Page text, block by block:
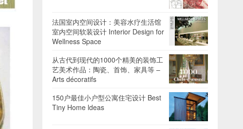
法国室内空间设计：美容水疗生活馆
室内空间软装设计 Interior Design for
Wellness Space
从古代到现代的1000个精美的装饰工
艺美术作品：陶瓷、首饰、家具等 –
Arts décoratifs
150户最佳小户型公寓住宅设计 Best
Tiny Home ldeas